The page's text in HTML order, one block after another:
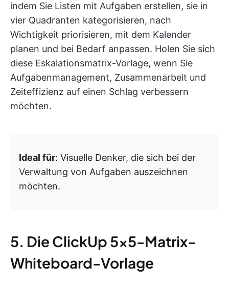
indem Sie Listen mit Aufgaben erstellen, sie in
vier Quadranten kategorisieren, nach
Wichtigkeit priorisieren, mit dem Kalender
planen und bei Bedarf anpassen. Holen Sie sich
diese Eskalationsmatrix-Vorlage, wenn Sie
Aufgabenmanagement, Zusammenarbeit und
Zeiteffizienz auf einen Schlag verbessern
möchten.
Ideal für: Visuelle Denker, die sich bei der
Verwaltung von Aufgaben auszeichnen
möchten.
5. Die ClickUp 5×5-Matrix-
Whiteboard-Vorlage